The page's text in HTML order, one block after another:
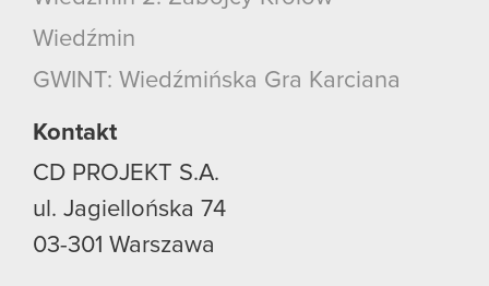
Wiedźmin
GWINT: Wiedźmińska Gra Karciana
Kontakt
CD PROJEKT S.A.
ul. Jagiellońska 74
03-301 Warszawa